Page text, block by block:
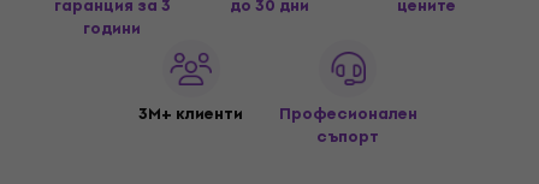
гаранция за 3
години
до 30 дни
цените
3M+ клиенти
Професионален
съпорт